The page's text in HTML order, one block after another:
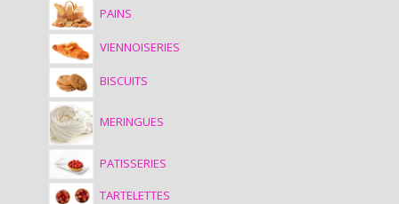
PAINS
VIENNOISERIES
BISCUITS
MERINGUES
PATISSERIES
TARTELETTES